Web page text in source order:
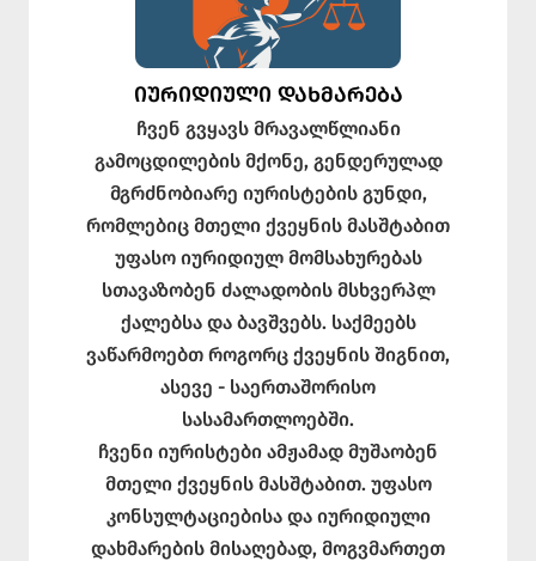
ᲘᲣᲠᲘᲓᲘᲣᲚᲘ ᲓᲐᲮᲛᲐᲠᲔᲑᲐ
ჩვენ გვყავს მრავალწლიანი
გამოცდილების მქონე, გენდერულად
მგრძნობიარე იურისტების გუნდი,
რომლებიც მთელი ქვეყნის მასშტაბით
უფასო იურიდიულ მომსახურებას
სთავაზობენ ძალადობის მსხვერპლ
ქალებსა და ბავშვებს. საქმეებს
ვაწარმოებთ როგორც ქვეყნის შიგნით,
ასევე - საერთაშორისო
სასამართლოებში.
ჩვენი იურისტები ამჟამად მუშაობენ
მთელი ქვეყნის მასშტაბით. უფასო
კონსულტაციებისა და იურიდიული
დახმარების მისაღებად, მოგვმართეთ